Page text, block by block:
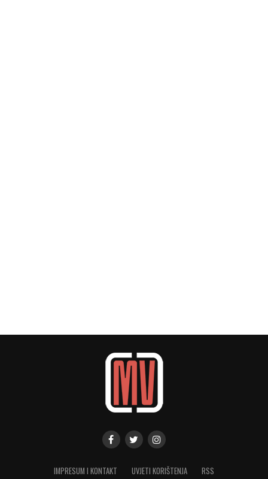
IMPRESUM I KONTAKT UVJETI KORIŠTENJA RSS